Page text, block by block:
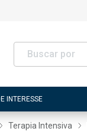
INTERESSE
Terapia Intensiva